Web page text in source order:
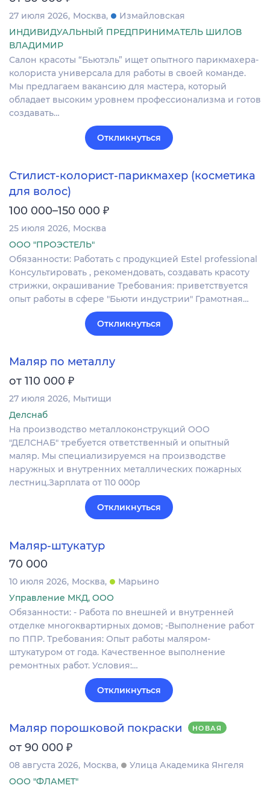
27 июля 2026 Москва
Измайловская
ИНДИВИДУАЛЬНЫЙ ПРЕДПРИНИМАТЕЛЬ ШИЛОВ
ВЛАДИМИР
Салон красоты “Бьютэль” ищет опытного парикмахера-
колориста универсала для работы в своей команде.
Мы предлагаем вакансию для мастера, который
обладает высоким уровнем профессионализма и готов
создавать…
Откликнуться
Стилист-колорист-парикмахер (косметика
для волос)
100 000–150 000 ₽
25 июля 2026 Москва
ООО "ПРОЭСТЕЛЬ"
Обязанности: Работать с продукцией Estel professional
Консультировать , рекомендовать, создавать красоту
стрижки, окрашивание Требования: приветствуется
опыт работы в сфере "Бьюти индустрии" Грамотная…
Откликнуться
Маляр по металлу
от 110 000 ₽
27 июля 2026 Мытищи
Делснаб
На производство металлоконструкций ООО
"ДЕЛСНАБ" требуется ответственный и опытный
маляр. Мы специализируемся на производстве
наружных и внутренних металлических пожарных
лестниц.Зарплата от 110 000р
Откликнуться
Маляр-штукатур
70 000
10 июля 2026 Москва
Марьино
Управление МКД, ООО
Обязанности: - Работа по внешней и внутренней
отделке многоквартирных домов; -Выполнение работ
по ППР. Требования: Опыт работы маляром-
штукатуром от года. Качественное выполнение
ремонтных работ. Условия:…
Откликнуться
Маляр порошковой покраски НОВАЯ
от 90 000 ₽
08 августа 2026 Москва
Улица Академика Янгеля
ООО "ФЛАМЕТ"